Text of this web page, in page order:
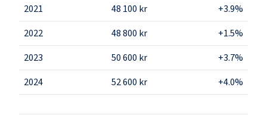
2021
48 100 kr
+3.9%
2022
48 800 kr
+1.5%
2023
50 600 kr
+3.7%
2024
52 600 kr +4.0%